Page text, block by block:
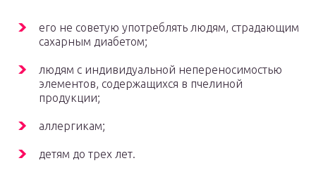
его не советую употреблять людям, страдающим
сахарным диабетом;
людям с индивидуальной непереносимостью
элементов, содержащихся в пчелиной
продукции;
аллергикам;
детям до трех лет.